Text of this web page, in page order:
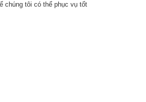
chúng tôi có thể phục vụ tốt